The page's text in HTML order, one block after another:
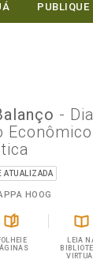
PUBLIQUE
-
ATUALIZADA
HOOG
LEIA